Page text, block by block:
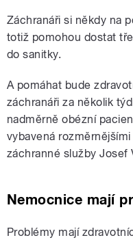
Záchranáři si někdy na
totiž pomohou dostat
do sanitky.
A pomáhat bude
záchranáři za několik
nadměrně obézní
vybavená
záchranné služby Josef
Nemocnice mají
Problémy mají